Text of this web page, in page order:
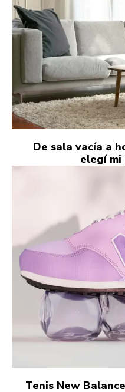
De sala vacía a
elegí mi
Tenis New